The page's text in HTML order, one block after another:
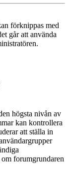
förknippas med
går att använda
högsta nivån av
kan kontrollera
att ställa in
forumgrundaren